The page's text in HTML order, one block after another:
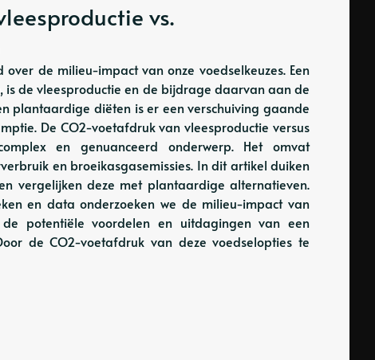
vs.
de milieu-impact van onze voedselkeuzes. Een
de vleesproductie en de bijdrage daarvan aan de
plantaardige diëten is er een verschuiving gaande
De CO2-voetafdruk van vleesproductie versus
en genuanceerd onderwerp. Het omvat
en broeikasgasemissies. In dit artikel duiken
vergelijken deze met plantaardige alternatieven.
en data onderzoeken we de milieu-impact van
potentiële voordelen en uitdagingen van een
de CO2-voetafdruk van deze voedselopties te